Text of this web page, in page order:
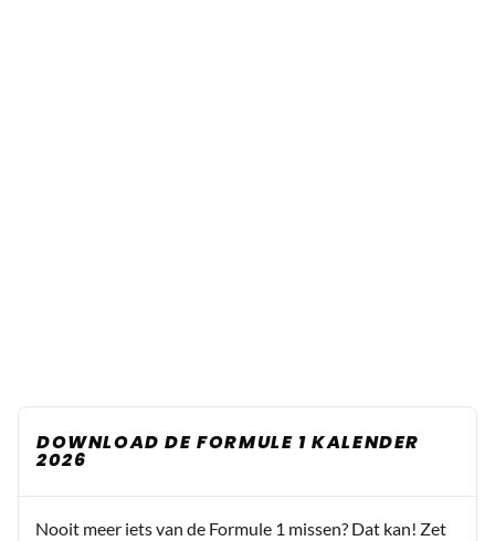
DOWNLOAD DE FORMULE 1 KALENDER
2026
Nooit meer iets van de Formule 1 missen? Dat kan! Zet